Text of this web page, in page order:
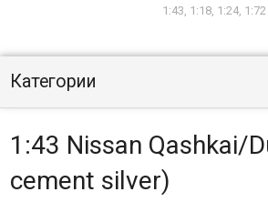
1:43, 1:18, 1:24, 1:72
Категории
1:43 Nissan Qashkai/
cement silver)